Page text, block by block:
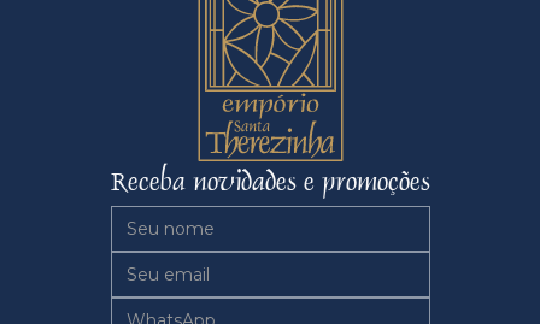
Receba novidades e promoções